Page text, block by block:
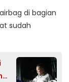
di bagian
sudah